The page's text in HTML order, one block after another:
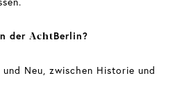
der AchtBerlin?
Neu, zwischen Historie und